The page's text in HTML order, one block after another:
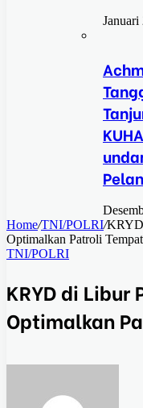
Januari
Home/TNI/POLRI/KRYD
Optimalkan Patroli
TNI/POLRI
KRYD di Libur
Optimalkan